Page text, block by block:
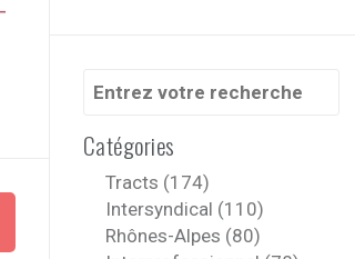
Recherche
:Catégories
Tracts (174)
Intersyndical (110)
Rhônes-Alpes (80)